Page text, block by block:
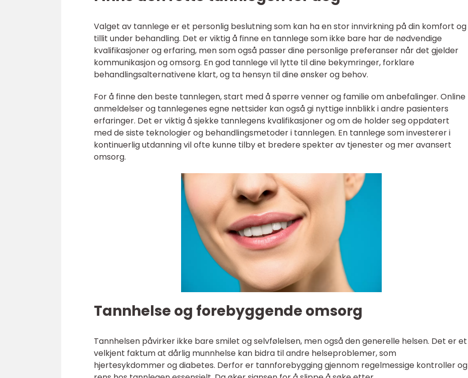
Valget av tannlege er et personlig beslutning som kan ha en stor innvirkning på din komfort og
tillit under behandling. Det er viktig å finne en tannlege som ikke bare har de nødvendige
kvalifikasjoner og erfaring, men som også passer dine personlige preferanser når det gjelder
kommunikasjon og omsorg. En god tannlege vil lytte til dine bekymringer, forklare
behandlingsalternativene klart, og ta hensyn til dine ønsker og behov.
For å finne den beste tannlegen, start med å spørre venner og familie om anbefalinger. Online
anmeldelser og tannlegenes egne nettsider kan også gi nyttige innblikk i andre pasienters
erfaringer. Det er viktig å sjekke tannlegens kvalifikasjoner og om de holder seg oppdatert
med de siste teknologier og behandlingsmetoder i tannlegen. En tannlege som investerer i
kontinuerlig utdanning vil ofte kunne tilby et bredere spekter av tjenester og mer avansert
omsorg.
Tannhelse og forebyggende omsorg
Tannhelsen påvirker ikke bare smilet og selvfølelsen, men også den generelle helsen. Det er et
velkjent faktum at dårlig munnhelse kan bidra til andre helseproblemer, som
hjertesykdommer og diabetes. Derfor er tannforebygging gjennom regelmessige kontroller og